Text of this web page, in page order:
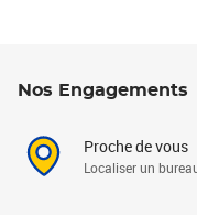
Nos Engagements
Proche de vous
Localiser un